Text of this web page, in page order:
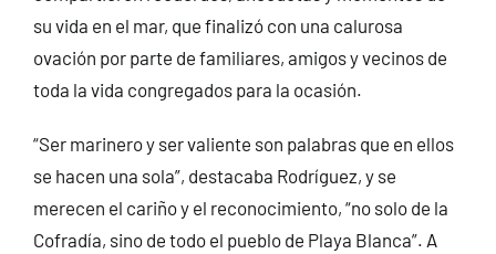
su vida en el mar, que finalizó con una calurosa
ovación por parte de familiares, amigos y vecinos de
toda la vida congregados para la ocasión.
“Ser marinero y ser valiente son palabras que en ellos
se hacen una sola”, destacaba Rodríguez, y se
merecen el cariño y el reconocimiento, “no solo de la
Cofradía, sino de todo el pueblo de Playa Blanca”. A